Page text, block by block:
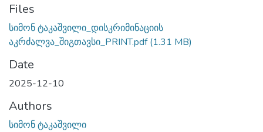
Files
სიმონ ტაკაშვილი_დისკრიმინაციის
აკრძალვა_შიგთავსი_PRINT.pdf(1.31 MB)
Date
2025-12-10
Authors
სიმონ ტაკაშვილი